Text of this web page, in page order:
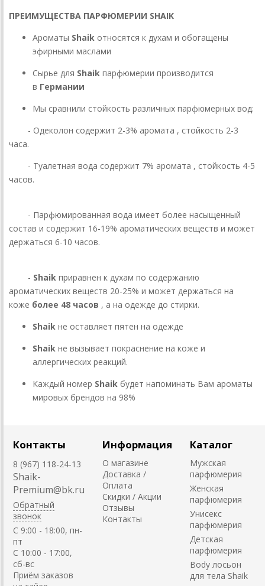
ПРЕИМУЩЕСТВА ПАРФЮМЕРИИ SHAIK
Ароматы Shaik относятся к духам и обогащены
эфирными маслами
Сырье для Shaik парфюмерии производится
в Германии
Мы сравнили стойкость различных парфюмерных вод:
- Одеколон содержит 2-3% аромата , стойкость 2-3
часа.
- Туалетная вода содержит 7% аромата , стойкость 4-5
часов.
- Парфюмированная вода имеет более насыщенный
состав и содержит 16-19% ароматических веществ и может
держаться 6-10 часов.
- Shaik приравнен к духам по содержанию
ароматических веществ 20-25% и может держаться на
коже более 48 часов , а на одежде до стирки.
Shaik не оставляет пятен на одежде
Shaik не вызывает покраснение на коже и
аллергических реакций.
Каждый номер Shaik будет напоминать Вам ароматы
мировых брендов на 98%
Контакты
8 (967) 118-24-13
Shaik-
Premium@bk.ru
Обратный
звонок
C 9:00 - 18:00, пн-
пт
С 10:00 - 17:00,
сб-вс
Приём заказов
Информация
О магазине
Доставка /
Оплата
Скидки / Акции
Отзывы
Контакты
Каталог
Мужская
парфюмерия
Женская
парфюмерия
Унисекс
парфюмерия
Детская
парфюмерия
Body лосьон
для тела Shaik